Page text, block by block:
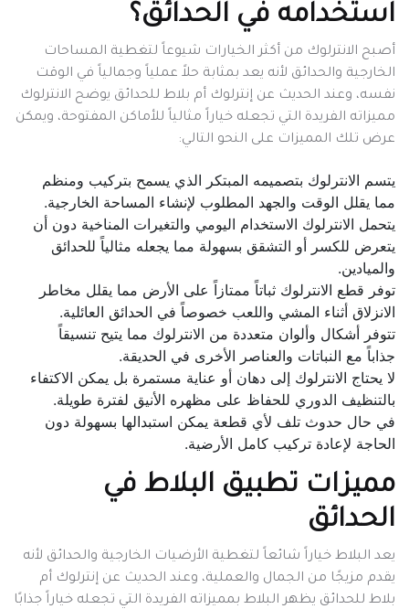
استخدامه في الحدائق؟
أصبح الانترلوك من أكثر الخيارات شيوعاً لتغطية المساحات
الخارجية والحدائق لأنه يعد بمثابة حلاً عملياً وجمالياً في الوقت
نفسه، وعند الحديث عن إنترلوك أم بلاط للحدائق يوضح الانترلوك
مميزاته الفريدة التي تجعله خياراً مثالياً للأماكن المفتوحة، ويمكن
عرض تلك المميزات على النحو التالي:
يتسم الانترلوك بتصميمه المبتكر الذي يسمح بتركيب ومنظم
مما يقلل الوقت والجهد المطلوب لإنشاء المساحة الخارجية.
يتحمل الانترلوك الاستخدام اليومي والتغيرات المناخية دون أن
يتعرض للكسر أو التشقق بسهولة مما يجعله مثالياً للحدائق
والميادين.
توفر قطع الانترلوك ثباتاً ممتازاً على الأرض مما يقلل مخاطر
الانزلاق أثناء المشي واللعب خصوصاً في الحدائق العائلية.
تتوفر أشكال وألوان متعددة من الانترلوك مما يتيح تنسيقاً
جذاباً مع النباتات والعناصر الأخرى في الحديقة.
لا يحتاج الانترلوك إلى دهان أو عناية مستمرة بل يمكن الاكتفاء
بالتنظيف الدوري للحفاظ على مظهره الأنيق لفترة طويلة.
في حال حدوث تلف لأي قطعة يمكن استبدالها بسهولة دون
الحاجة لإعادة تركيب كامل الأرضية.
مميزات تطبيق البلاط في
الحدائق
يعد البلاط خياراً شائعاً لتغطية الأرضيات الخارجية والحدائق لأنه
يقدم مزيجًا من الجمال والعملية، وعند الحديث عن إنترلوك أم
بلاط للحدائق يظهر البلاط بمميزاته الفريدة التي تجعله خياراً جذابًا